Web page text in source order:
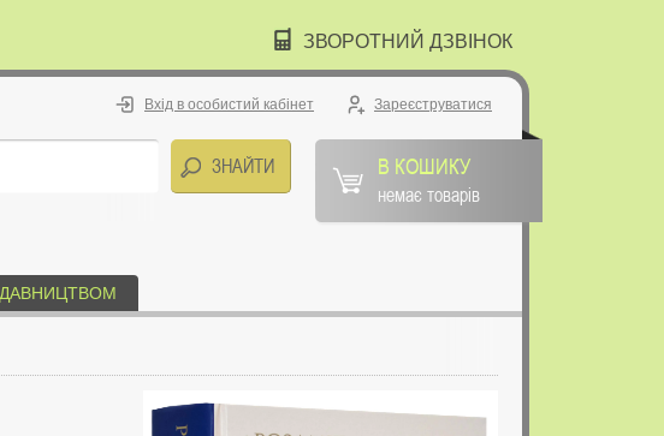
ЗВОРОТНИЙ ДЗВІНОК
Вхід в особистий кабінет Зареєструватися
В КОШИКУ
немає товарів